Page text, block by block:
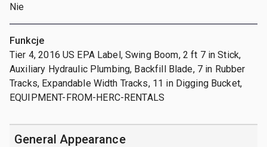
Nie
Funkcje
Tier 4, 2016 US EPA Label, Swing Boom, 2 ft 7 in Stick,
Auxiliary Hydraulic Plumbing, Backfill Blade, 7 in Rubber
Tracks, Expandable Width Tracks, 11 in Digging Bucket,
EQUIPMENT-FROM-HERC-RENTALS
General Appearance